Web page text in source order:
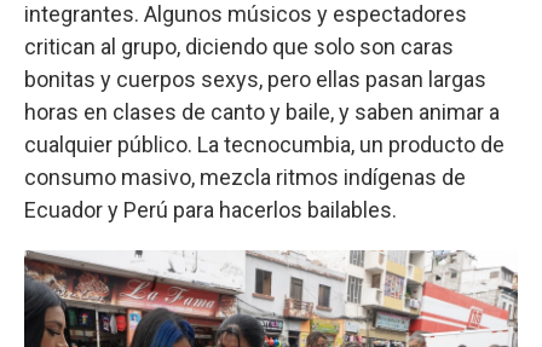
integrantes. Algunos músicos y espectadores
critican al grupo, diciendo que solo son caras
bonitas y cuerpos sexys, pero ellas pasan largas
horas en clases de canto y baile, y saben animar a
cualquier público. La tecnocumbia, un producto de
consumo masivo, mezcla ritmos indígenas de
Ecuador y Perú para hacerlos bailables.